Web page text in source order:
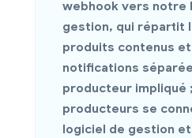
webhook vers notre
gestion, qui répartit
produits contenus
notifications
producteur impliqué
producteurs se
logiciel de gestion